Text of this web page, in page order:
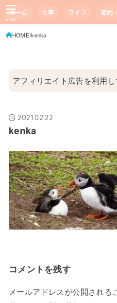
ホーム 仕事 ライフ 節約
MENU
HOME kenka
アフィリエイト広告を利用
2021.02.22
kenka
コメントを残す
メールアドレスが公開される